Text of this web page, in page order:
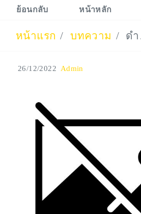
ย้อนกลับ หน้าหลัก
หน้าแรก บทความ ดำน้ำเกาะสมุย
26/12/2022 Admin